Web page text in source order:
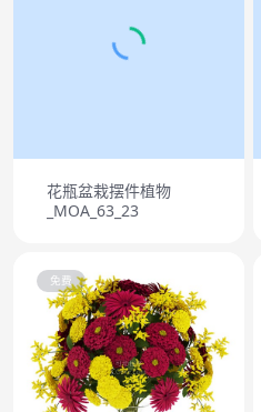
花瓶盆栽摆件植物
_MOA_63_23
免费